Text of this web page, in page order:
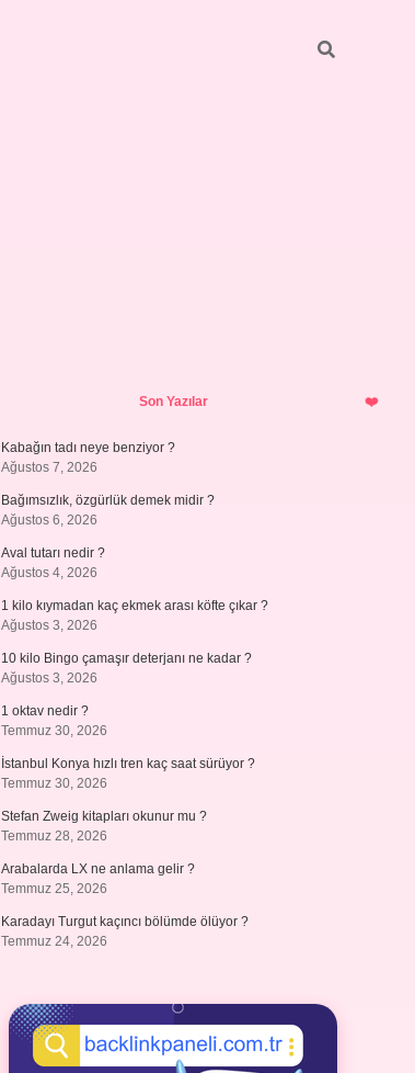
SidebarSon Yazılar
Kabağın tadı neye benziyor ?
Ağustos 7, 2026
Bağımsızlık, özgürlük demek midir ?
Ağustos 6, 2026
Aval tutarı nedir ?
Ağustos 4, 2026
1 kilo kıymadan kaç ekmek arası köfte çıkar ?
Ağustos 3, 2026
10 kilo Bingo çamaşır deterjanı ne kadar ?
Ağustos 3, 2026
1 oktav nedir ?
Temmuz 30, 2026
İstanbul Konya hızlı tren kaç saat sürüyor ?
Temmuz 30, 2026
Stefan Zweig kitapları okunur mu ?
Temmuz 28, 2026
Arabalarda LX ne anlama gelir ?
Temmuz 25, 2026
Karadayı Turgut kaçıncı bölümde ölüyor ?
Temmuz 24, 2026